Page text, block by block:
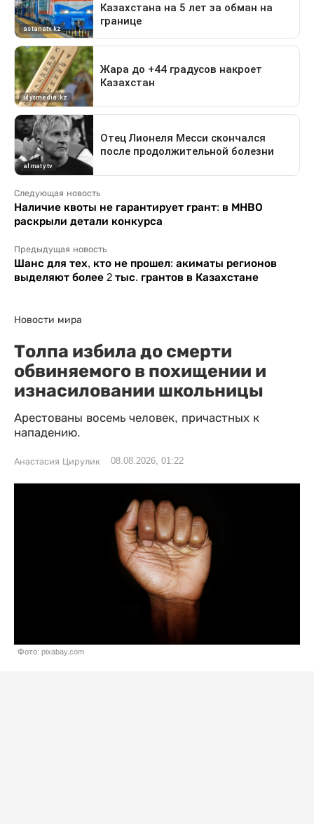
Следующая новость
Наличие квоты не гарантирует грант: в МНВО
раскрыли детали конкурса
Предыдущая новость
Шанс для тех, кто не прошел: акиматы регионов
выделяют более 2 тыс. грантов в Казахстане
Новости мира
Толпа избила до смерти
обвиняемого в похищении и
изнасиловании школьницы
Арестованы восемь человек, причастных к
нападению.
Анастасия Цирулик 08.08.2026, 01:22
Фото: pixabay.com